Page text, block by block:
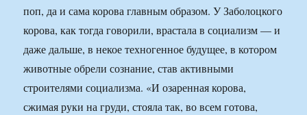
поп, да и сама корова главным образом. У Заболоцкого
корова, как тогда говорили, врастала в социализм — и
даже дальше, в некое техногенное будущее, в котором
животные обрели сознание, став активными
строителями социализма. «И озаренная корова,
сжимая руки на груди, стояла так, во всем готова,